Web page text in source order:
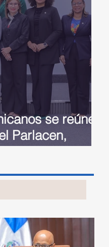
se reúnen
Parlacen,
sobre